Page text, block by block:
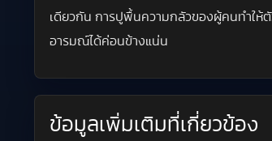
เดียวกัน การปูพื้นความกลัวของผู้คนทำให้
อารมณ์ได้ค่อนข้างแน่น
ข้อมูลเพิ่มเติมที่เกี่ยวข้อง